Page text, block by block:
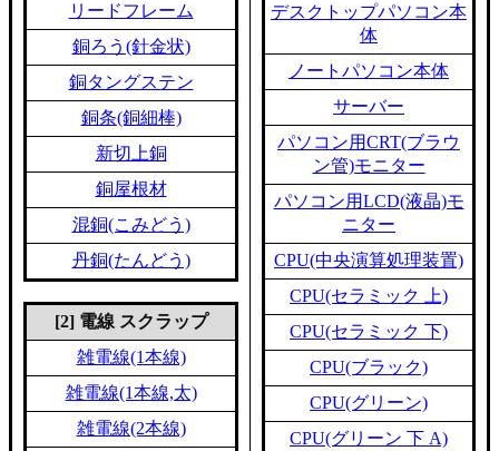
リードフレーム
銅ろう(針金状)
銅タングステン
銅条(銅細棒)
新切上銅
銅屋根材
混銅(こみどう)
丹銅(たんどう)
[2] 電線 スクラップ
雑電線(1本線)
雑電線(1本線,太)
雑電線(2本線)
デスクトップパソコン本
体
ノートパソコン本体
サーバー
パソコン用CRT(ブラウ
ン管)モニター
パソコン用LCD(液晶)モ
ニター
CPU(中央演算処理装置)
CPU(セラミック 上)
CPU(セラミック 下)
CPU(ブラック)
CPU(グリーン)
CPU(グリーン 下 A)